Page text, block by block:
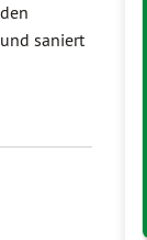
saniert